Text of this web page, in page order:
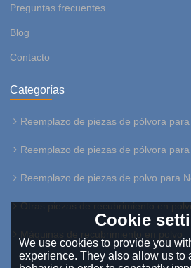
Preguntas frecuentes
Blog
Contacto
Categorías
Reemplazo de piezas de pólvora
Reemplazo de piezas de pólvora
Reemplazo de piezas de polvo para
Otras piezas de recubrimiento en
Cookie
We use cookies to provide you
experience. They also allow us to